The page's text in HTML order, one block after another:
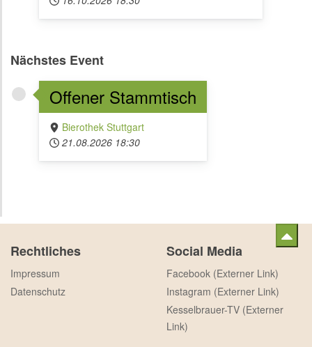
Nächstes Event
Offener Stammtisch
Bierothek Stuttgart
21.08.2026 18:30
Rechtliches
Impressum
Datenschutz
Social Media
Facebook (Externer Link)
Instagram (Externer Link)
Kesselbrauer-TV (Externer
Link)